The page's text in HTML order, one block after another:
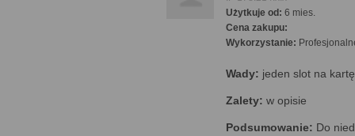
Użytkuje od: 6 mies.
Cena zakupu:
Wykorzystanie:
Wady: jeden slot na
Zalety: w opisie
Podsumowanie: Do